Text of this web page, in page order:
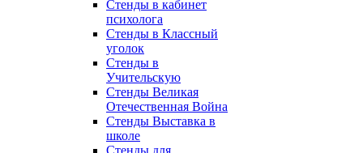
Стенды в кабинет
психолога
Стенды в Классный
уголок
Стенды в
Учительскую
Стенды Великая
Отечественная Война
Стенды Выставка в
школе
Стенды для